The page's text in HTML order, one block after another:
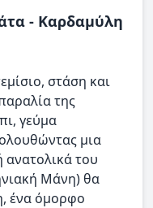
- Καρδαμύλη
στάση και
της
γεύμα
μια
του
Μάνη) θα
ένα όμορφο